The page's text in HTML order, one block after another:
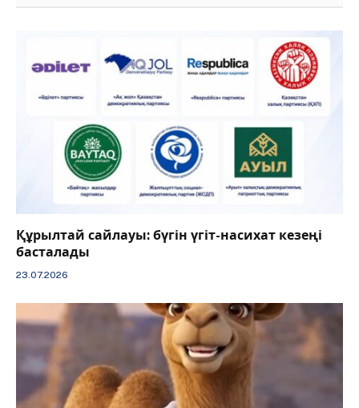
Құрылтай сайлауы: бүгін үгіт-насихат кезеңі
басталады
23.07.2026